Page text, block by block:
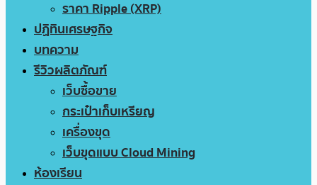
ราคา Ripple (XRP)
ปฏิทินเศรษฐกิจ
บทความ
รีวิวผลิตภัณฑ์
เว็บซื้อขาย
กระเป๋าเก็บเหรียญ
เครื่องขุด
เว็บขุดแบบ Cloud Mining
ห้องเรียน